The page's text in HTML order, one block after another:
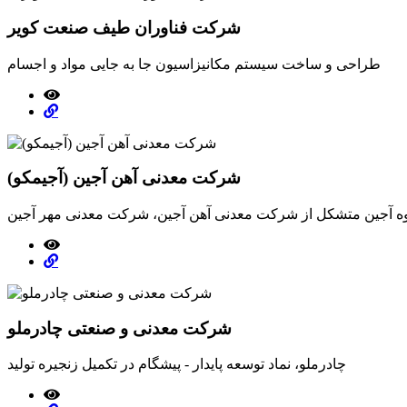
شرکت فناوران طیف صنعت کویر
طراحی و ساخت سیستم مکانیزاسیون جا به جایی مواد و اجسام
شرکت معدنی آهن آجین (آجیمکو)
شرکت معدنی و صنعتی چادرملو
چادرملو، نماد توسعه پایدار - پیشگام در تکمیل زنجیره تولید